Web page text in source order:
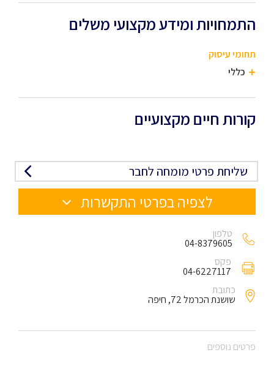
התמחויות ומידע מקצועי משלים
תחומי עיסוק
כללי
קורות חיים מקצועיים
שליחת פרטי מומחה לחבר
לצפיה בפרטי התקשרות
טלפון
04-8379605
פקס
04-6227117
כתובת
שושנת הכרמל 72, חיפה
פרטים נוספים